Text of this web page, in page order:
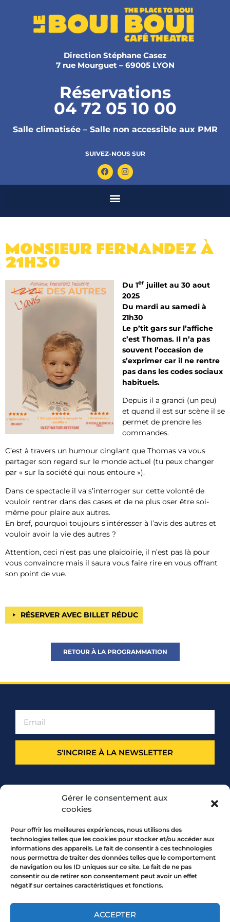
Gérer le consentement aux
cookies
Pour offrir les meilleures expériences, nous utilisons des
technologies telles que les cookies pour stocker et/ou accéder aux
informations des appareils. Le fait de consentir à ces technologies
nous permettra de traiter des données telles que le comportement
de navigation ou les ID uniques sur ce site. Le fait de ne pas
consentir ou de retirer son consentement peut avoir un effet
négatif sur certaines caractéristiques et fonctions.
ACCEPTER
Direction Stéphane Casez
7 rue Mourguet – 69005 LYON
Réservations
04 72 05 10 00
Salle climatisée – Salle non accessible aux PMR
SUIVEZ-NOUS SUR
MONSIEUR FERNANDEZ À
21H30
Du 1er juillet au 30 aout
2025
Du mardi au samedi à
21h30
Le p’tit gars sur l’affiche
c’est Thomas. Il n’a pas
souvent l’occasion de
s’exprimer car il ne rentre
pas dans les codes sociaux
habituels.
Depuis il a grandi (un peu)
et quand il est sur scène il se
permet de prendre les
commandes.
C’est à travers un humour cinglant que Thomas va vous
partager son regard sur le monde actuel (tu peux changer
par « sur la société qui nous entoure »).
Dans ce spectacle il va s’interroger sur cette volonté de
vouloir rentrer dans des cases et de ne plus oser être soi-
même pour plaire aux autres.
En bref, pourquoi toujours s’intéresser à l’avis des autres et
vouloir avoir la vie des autres ?
Attention, ceci n’est pas une plaidoirie, il n’est pas là pour
vous convaincre mais il saura vous faire rire en vous offrant
son point de vue.
RÉSERVER AVEC BILLET RÉDUC
RETOUR À LA PROGRAMMATION
S'INCRIRE À LA NEWSLETTER